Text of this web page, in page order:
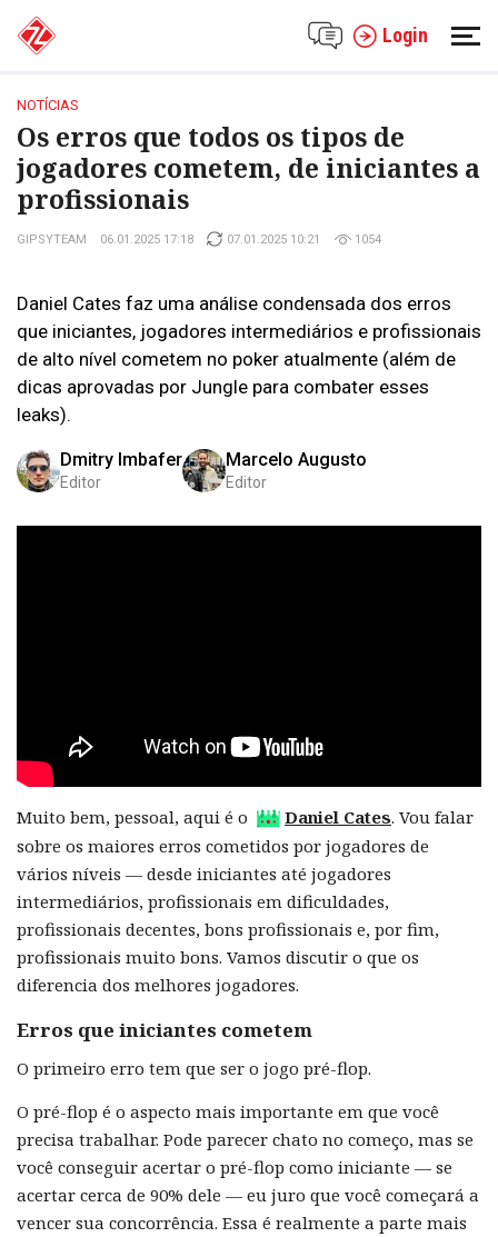
Login
NOTÍCIAS
Os erros que todos os tipos de
jogadores cometem, de iniciantes a
profissionais
GIPSYTEAM 06.01.2025 17:18 07.01.2025 10:21 1054
Daniel Cates faz uma análise condensada dos erros
que iniciantes, jogadores intermediários e profissionais
de alto nível cometem no poker atualmente (além de
dicas aprovadas por Jungle para combater esses
leaks).
Dmitry Imbafer
Editor
Marcelo Augusto
Editor
Muito bem, pessoal, aqui é o Daniel Cates. Vou falar
sobre os maiores erros cometidos por jogadores de
vários níveis — desde iniciantes até jogadores
intermediários, profissionais em dificuldades,
profissionais decentes, bons profissionais e, por fim,
profissionais muito bons. Vamos discutir o que os
diferencia dos melhores jogadores.
Erros que iniciantes cometem
O primeiro erro tem que ser o jogo pré-flop.
O pré-flop é o aspecto mais importante em que você
precisa trabalhar. Pode parecer chato no começo, mas se
você conseguir acertar o pré-flop como iniciante — se
acertar cerca de 90% dele — eu juro que você começará a
vencer sua concorrência. Essa é realmente a parte mais